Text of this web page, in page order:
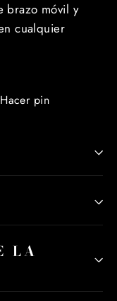
brazo móvil y
cualquier
Hacer pin
LA